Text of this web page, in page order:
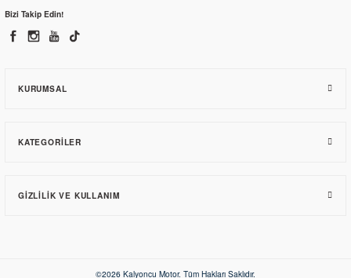
Bizi Takip Edin!
KURUMSAL
KATEGORILER
GIZLILIK VE KULLANIM
©2026 Kalyoncu Motor. Tüm Hakları Saklıdır.